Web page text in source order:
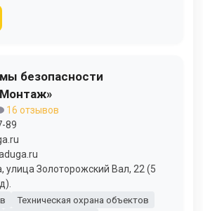
безопасности
16 отзывов
89
улица Золоторожский Вал, 22 (5
Техническая охрана объектов